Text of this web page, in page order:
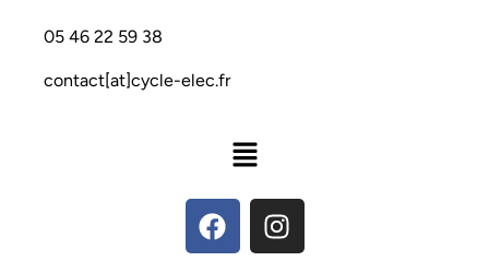
05 46 22 59 38
contact[at]cycle-elec.fr